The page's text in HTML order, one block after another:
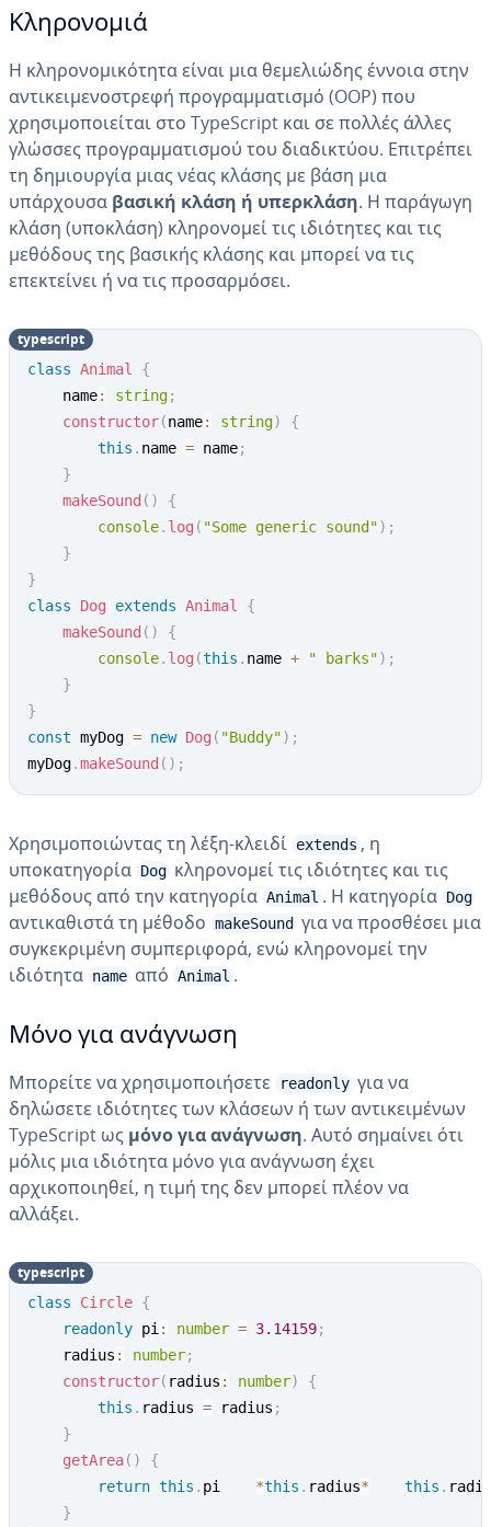
Κληρονομιά
Η κληρονομικότητα είναι μια θεμελιώδης έννοια στην
αντικειμενοστρεφή προγραμματισμό (OOP) που
χρησιμοποιείται στο TypeScript και σε πολλές άλλες
γλώσσες προγραμματισμού του διαδικτύου. Επιτρέπει
τη δημιουργία μιας νέας κλάσης με βάση μια
υπάρχουσα βασική κλάση ή υπερκλάση. Η παράγωγη
κλάση (υποκλάση) κληρονομεί τις ιδιότητες και τις
μεθόδους της βασικής κλάσης και μπορεί να τις
επεκτείνει ή να τις προσαρμόσει.
class Animal
{
    name
: string;
constructor(name: string)
{
this . name = name;
}
makeSound ( )
{
console. log ( "Some generic sound") ;
}
}
class
Dog extends Animal
{
makeSound ( )
{
console. log (this . name + " barks") ;
}
}
const myDog = new Dog ( "Buddy") ;
myDog.makeSound ( ) ;
typescript
Χρησιμοποιώντας τη λέξη-κλειδί extends , η
υποκατηγορία Dog κληρονομεί τις ιδιότητες και τις
μεθόδους από την κατηγορία Animal . Η κατηγορία Dog
αντικαθιστά τη μέθοδο makeSound για να προσθέσει μια
συγκεκριμένη συμπεριφορά, ενώ κληρονομεί την
ιδιότητα name από Animal .
Μόνο για ανάγνωση
Μπορείτε να χρησιμοποιήσετε readonly για να
δηλώσετε ιδιότητες των κλάσεων ή των αντικειμένων
TypeScript ως μόνο για ανάγνωση. Αυτό σημαίνει ότι
μόλις μια ιδιότητα μόνο για ανάγνωση έχει
αρχικοποιηθεί, η τιμή της δεν μπορεί πλέον να
αλλάξει.
class Circle {
readonly pi : number = 3.14159;
    radius
: number;
constructor( radius : number)
{
this . radius = radius ;
}
getArea( )
{
return this . pi *this . radius* this .
}
typescript